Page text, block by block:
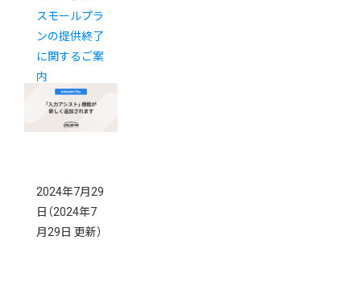
スモールプラ
ンの提供終了
に関するご案
内
2024年7月29
日 （2024年7
月29日 更新）